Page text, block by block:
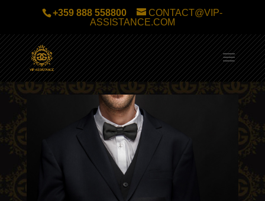
+359 888 558800
CONTACT@VIP-
ASSISTANCE.COM